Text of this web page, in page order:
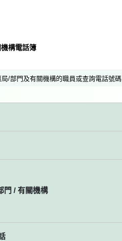
構電話簿
/部門及有關機構的職員或查詢電話號碼
門 / 有關機構